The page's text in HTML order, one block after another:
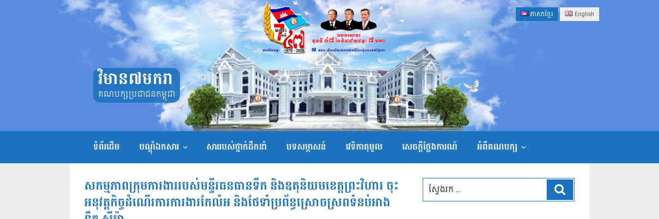
ភាសាខ្មែរ English
វិមាន៧មករា
គណបក្សប្រជាជនកម្ពុជា
ទំព័រដើម បណ្តុំឯកសារ សាររបស់ថ្នាក់ដឹកនាំ បទសម្ភាសន៍ វេទិកាតុមូល សេចក្ដីថ្លែងការណ៍ អំពីគណបក្ស
សកម្មភាពក្រុមការងាររបស់មន្ទីរធនធានទឹក និងឧតុនិយមខេត្តព្រះវិហារ ចុះ
អនុវត្តកិច្ចដំណើរការការងារកែលំអ និងថែទាំប្រព័ន្ធស្រោចស្រពទំនប់អាង